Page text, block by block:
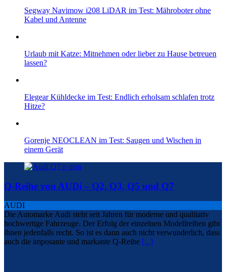
Segway Navimow i208 LiDAR im Test: Mähroboter ohne
Kabel und Antenne
Urlaub mit Katze: Mitnehmen oder lieber zu Hause betreuen
lassen?
Elegear Kühldecke im Test: Endlich erholsam schlafen trotz
Hitze?
Gorenje NEOCLEAN im Test: Saugen und Wischen in
einem Gerät
Q-Reihe von AUDi – Q2, Q3, Q5 und Q7
AUDI
Die Automarke Audi steht seit Jahren für moderne und qualitativ
hochwertige Fahrzeuge. Der Erfolg der einzelnen Modellreihen gibt
ihnen jedenfalls recht. So ist es dann auch nicht verwunderlich, dass
auch die imposante und markante Q-Reihe [...]